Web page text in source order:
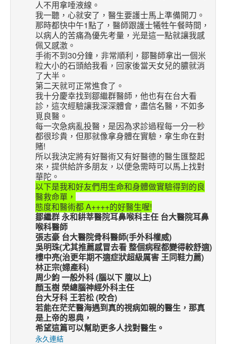
人不用拿唾液線。
我一聽，心就安了，醫生要護士馬上準備開刀。
那時都快中午1點了，醫師跟護士犧牲午餐時間，
以病人的苦痛為優先考量，光是這一點就讓我感
佩又感激。
手術不到30分鐘，非常順利，鄒醫師拿出一個米
粒大小的石頭給我看，回家後當天女兒的膿就消
了大半。
第二天就可正常進食了。
我十分慶幸找到鄒繼群醫師，他也有在台大看
診，這次經驗讓我深深體會，盡信名醫，不如多
覓良醫。
每一次急病亂投醫，是因為求診過程每一分一秒
都很珍貴，但那就像拿身體在實驗，拿生命在對
賭!
所以我決定將有好醫術又有好醫德的醫生匯整起
來，提供給許多朋友，以便急需時可以馬上找對
華陀。
以下是我和好友們用生命和身體做實驗得到的良
醫救命單，
態度和醫術都 A++++的好醫生喔!
鄒繼群 永和耕莘醫院耳鼻喉科主任 台大醫院耳鼻
喉科醫師
張志豪 台大醫院骨科醫師(手外科權威)
吳明珠(尤其推薦感冒去看 整個病程都變得較舒適)
樓中亮(治更年期不適症狀超級厲害 王同鞋力薦)
林正宗(婦產科)
周少鈞 一般外科 (腦以下 腹以上)
顏玉樹 榮總腦神經外科主任
台大牙科 王若松 (咬合)
若能在茫茫醫海遇到真的視病如親的醫生，那真
是上帝的恩典，
希望這篇可以幫助更多人找對醫生。
永久連結